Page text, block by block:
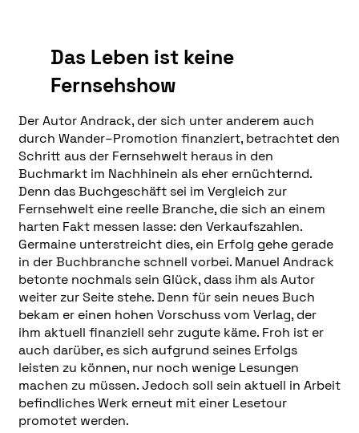
Das Leben ist keine
Fernsehshow
Der Autor Andrack, der sich unter anderem auch
durch Wander–Promotion finanziert, betrachtet den
Schritt aus der Fernsehwelt heraus in den
Buchmarkt im Nachhinein als eher ernüchternd.
Denn das Buchgeschäft sei im Vergleich zur
Fernsehwelt eine reelle Branche, die sich an einem
harten Fakt messen lasse: den Verkaufszahlen.
Germaine unterstreicht dies, ein Erfolg gehe gerade
in der Buchbranche schnell vorbei. Manuel Andrack
betonte nochmals sein Glück, dass ihm als Autor
weiter zur Seite stehe. Denn für sein neues Buch
bekam er einen hohen Vorschuss vom Verlag, der
ihm aktuell finanziell sehr zugute käme. Froh ist er
auch darüber, es sich aufgrund seines Erfolgs
leisten zu können, nur noch wenige Lesungen
machen zu müssen. Jedoch soll sein aktuell in Arbeit
befindliches Werk erneut mit einer Lesetour
promotet werden.